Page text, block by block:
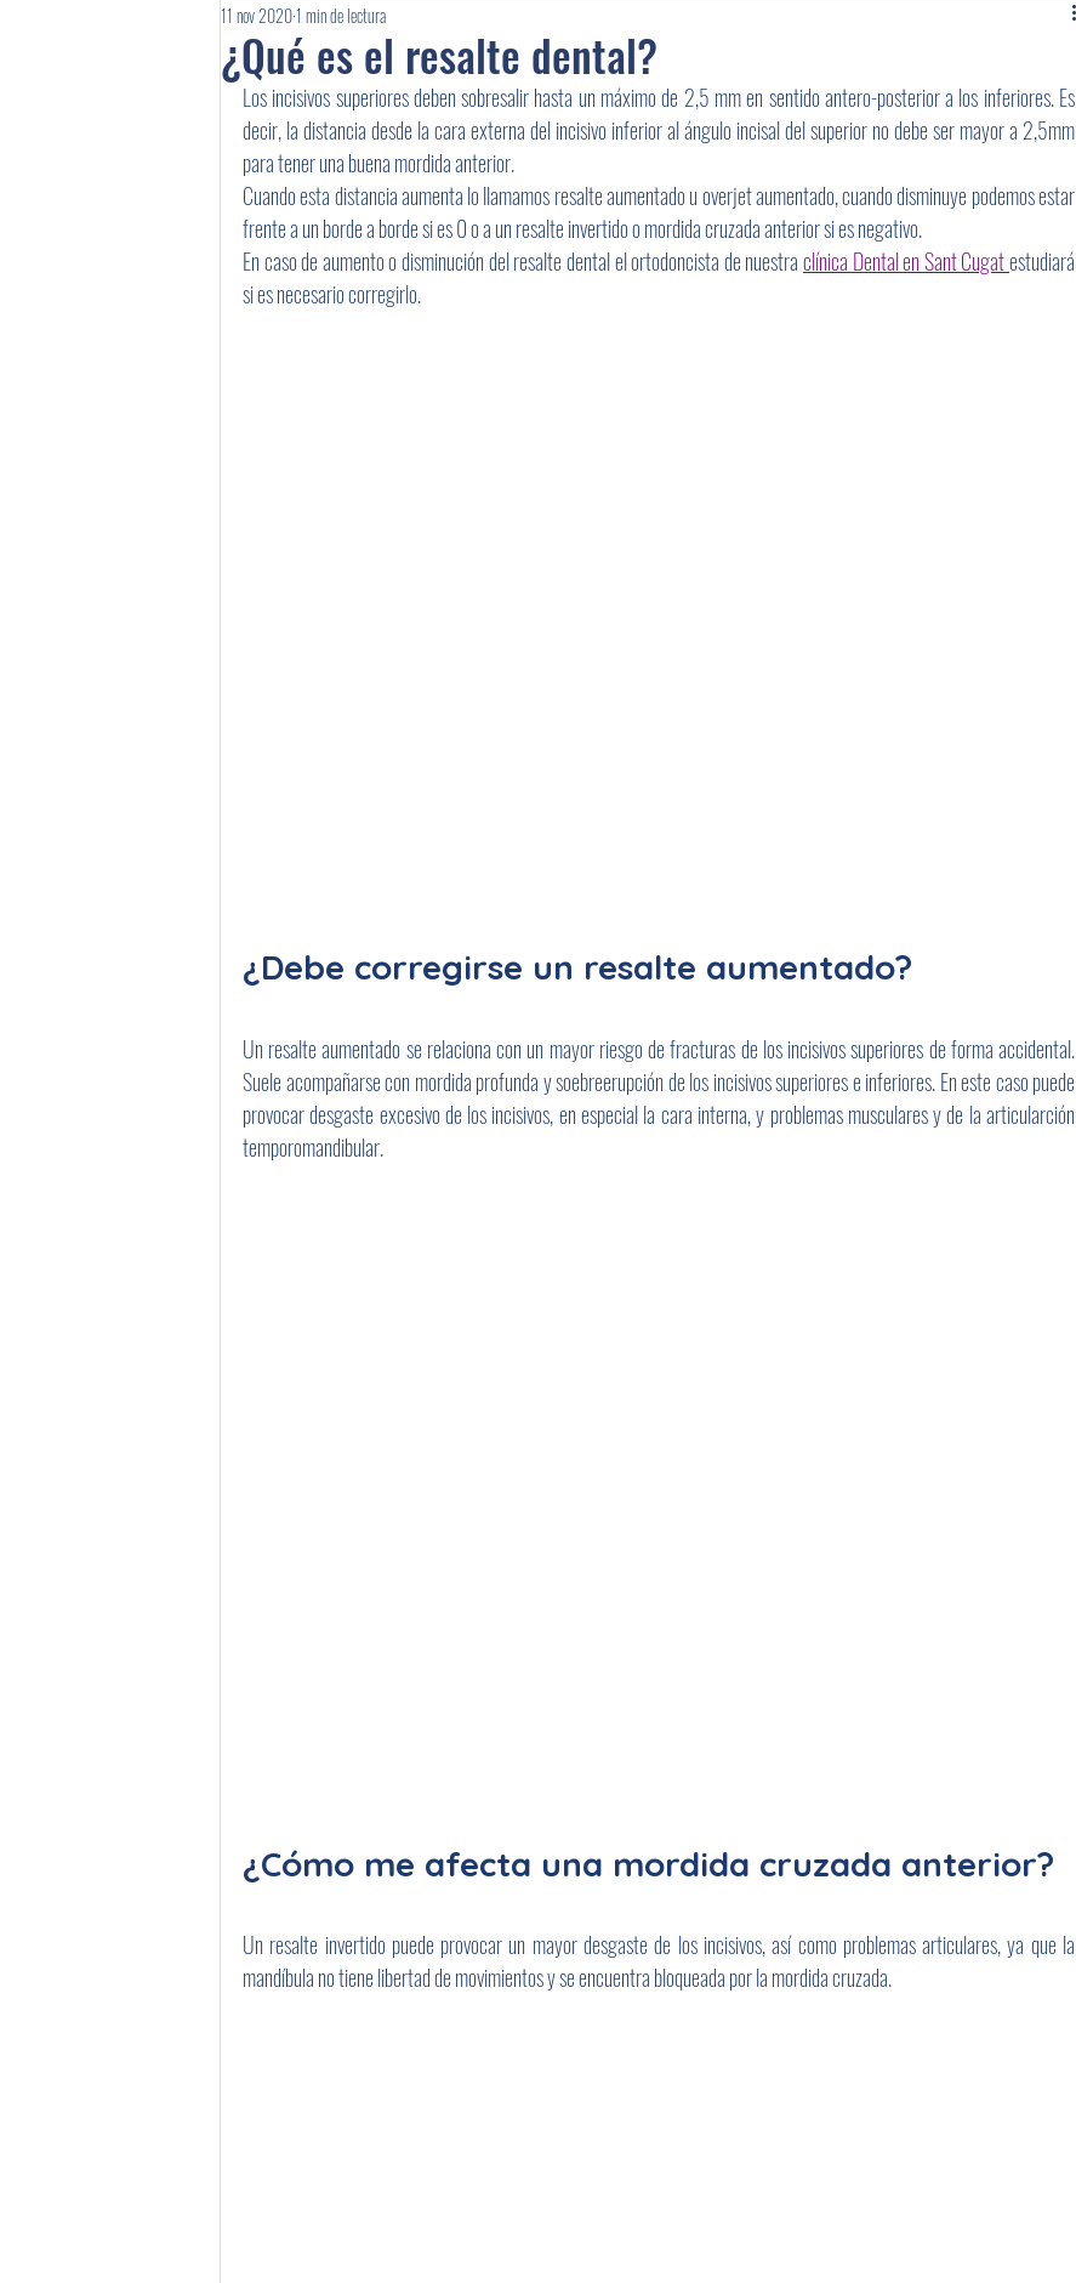
¿Qué es el resalte dental?
11 nov 20201 min de lectura
Los incisivos superiores deben sobresalir hasta un máximo de 2,5 mm en sentido antero-posterior a los inferiores. Es
decir, la distancia desde la cara externa del incisivo inferior al ángulo incisal del superior no debe ser mayor a 2,5mm
para tener una buena mordida anterior.
Cuando esta distancia aumenta lo llamamos resalte aumentado u overjet aumentado, cuando disminuye podemos estar
frente a un borde a borde si es 0 o a un resalte invertido o mordida cruzada anterior si es negativo.
En caso de aumento o disminución del resalte dental el ortodoncista de nuestra clínica Dental en Sant Cugat estudiará
si es necesario corregirlo.
¿Debe corregirse un resalte aumentado?
Un resalte aumentado se relaciona con un mayor riesgo de fracturas de los incisivos superiores de forma accidental.
Suele acompañarse con mordida profunda y soebreerupción de los incisivos superiores e inferiores. En este caso puede
provocar desgaste excesivo de los incisivos, en especial la cara interna, y problemas musculares y de la articularción
temporomandibular.
¿Cómo me afecta una mordida cruzada anterior?
Un resalte invertido puede provocar un mayor desgaste de los incisivos, así como problemas articulares, ya que la
mandíbula no tiene libertad de movimientos y se encuentra bloqueada por la mordida cruzada.